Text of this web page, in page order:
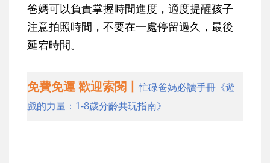
爸媽可以負責掌握時間進度，適度提醒孩子
注意拍照時間，不要在一處停留過久，最後
延宕時間。
免費免運 歡迎索閱丨忙碌爸媽必讀手冊《遊
戲的力量：1-8歲分齡共玩指南》